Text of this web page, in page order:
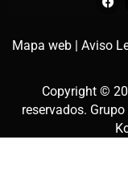
Mapa web | Aviso
Copyright ©
reservados.